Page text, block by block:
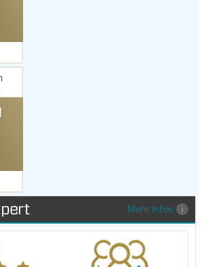
Mehr Infos